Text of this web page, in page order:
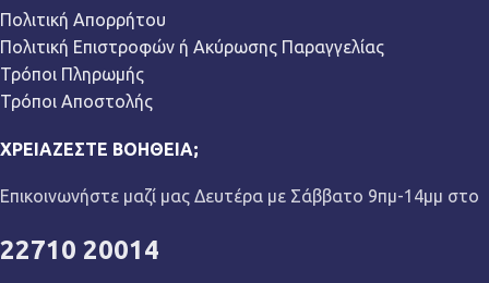
Πολιτική Απορρήτου
Πολιτική Επιστροφών ή Ακύρωσης Παραγγελίας
Τρόποι Πληρωμής
Τρόποι Αποστολής
ΧΡΕΙΆΖΕΣΤΕ ΒΟΉΘΕΙΑ;
Επικοινωνήστε μαζί μας Δευτέρα με Σάββατο 9πμ-14μμ στο
22710 20014